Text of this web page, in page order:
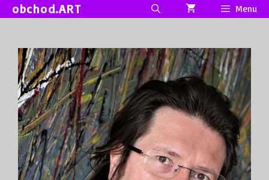
Přeskočit
na
obchod.ART Menu